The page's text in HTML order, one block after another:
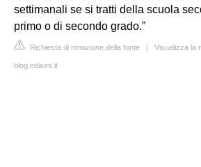
settimanali se si tratti della scuola
primo o di secondo grado.”
Richiesta di rimozione della fonte | Visualizza la
blog.edises.it